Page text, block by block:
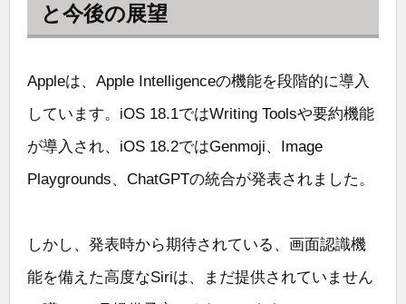
と今後の展望
Appleは、Apple Intelligenceの機能を段階的に導入
しています。iOS 18.1ではWriting Toolsや要約機能
が導入され、iOS 18.2ではGenmoji、Image
Playgrounds、ChatGPTの統合が発表されました。
しかし、発表時から期待されている、画面認識機
能を備えた高度なSiriは、まだ提供されていません